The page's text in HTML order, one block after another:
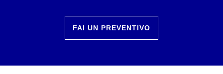
FAI UN PREVENTIVO